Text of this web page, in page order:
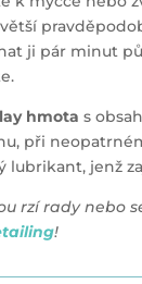
ji pár minut
hmota s
při
lubrikant, jenž
rzí rady nebo
!